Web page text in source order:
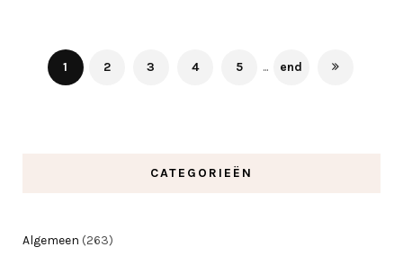
1 2 3 4 5 ... end
CATEGORIEËN
Algemeen (263)